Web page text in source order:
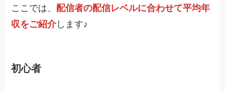
ここでは、 配信者の配信レベルに合わせて平均年
収をご紹介します♪
初心者